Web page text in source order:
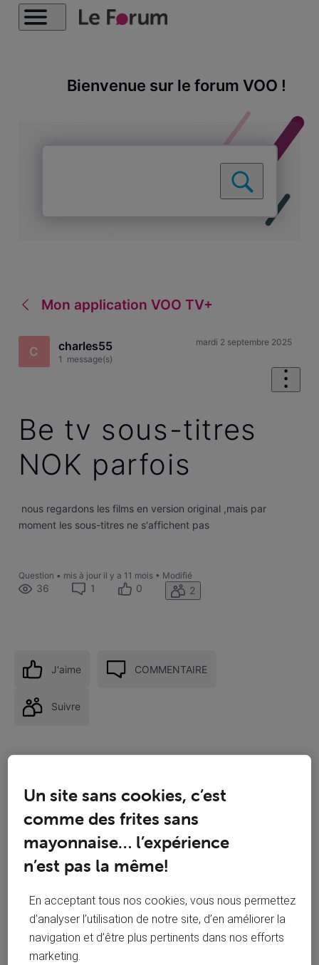
Bienvenue sur le forum VOO !
Mon application VOO TV+
C charles55
1 message(s)
mardi 2 septembre 2025
Be tv sous-titres
NOK parfois
nous regardons les films en version original ,mais par
moment les sous-titres ne s'affichent pas
Question • mis à jour il y a 11 mois• Modifié
36 1 0 2
J'aime COMMENTAIRE
Suivre
Réponses
Un site sans cookies, c’est
comme des frites sans
mayonnaise… l’expérience
n’est pas la même!
En acceptant tous nos cookies, vous nous permettez
d’analyser l’utilisation de notre site, d’en améliorer la
navigation et d’être plus pertinents dans nos efforts
marketing.